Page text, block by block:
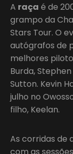
A raça é de
grampo da
Stars Tour. O
autógrafos de
melhores
Burda,
Sutton. Kevin
julho no
filho, Keelan.
As corridas de